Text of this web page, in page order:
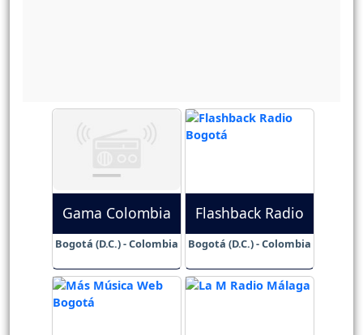
Gama Colombia
Bogotá (D.C.) - Colombia
Flashback Radio
Bogotá (D.C.) - Colombia